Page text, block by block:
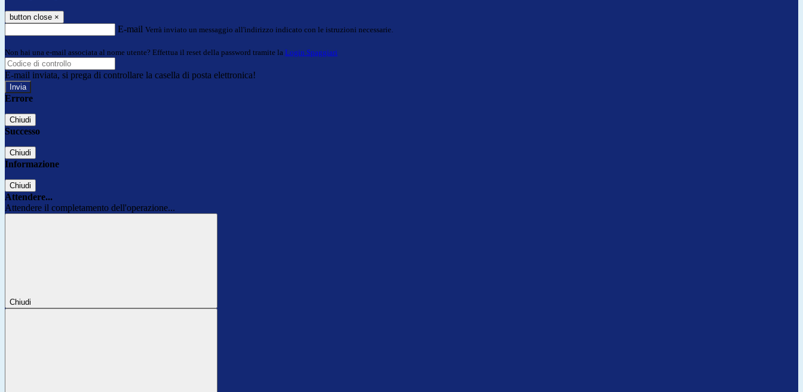
button close ×
E-mail Verrà inviato un messaggio all'indirizzo indicato con le istruzioni necessarie.
Non hai una e-mail associata al nome utente? Effettua il reset della password tramite la Login Spaggiari
E-mail inviata, si prega di controllare la casella di posta elettronica!
Errore
Chiudi
Successo
Chiudi
Informazione
Chiudi
Attendere...
Attendere il completamento dell'operazione...
Chiudi